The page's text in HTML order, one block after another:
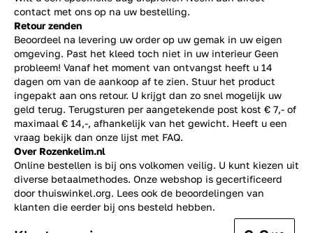
contact met ons op na uw bestelling.
Retour zenden
Beoordeel na levering uw order op uw gemak in uw eigen
omgeving. Past het kleed toch niet in uw interieur Geen
probleem! Vanaf het moment van ontvangst heeft u 14
dagen om van de aankoop af te zien. Stuur het product
ingepakt aan ons retour. U krijgt dan zo snel mogelijk uw
geld terug. Terugsturen per aangetekende post kost € 7,- of
maximaal € 14,-, afhankelijk van het gewicht. Heeft u een
vraag bekijk dan onze lijst met FAQ.
Over Rozenkelim.nl
Online bestellen is bij ons volkomen veilig. U kunt kiezen uit
diverse betaalmethodes. Onze webshop is gecertificeerd
door thuiswinkel.org. Lees ook de beoordelingen van
klanten die eerder bij ons besteld hebben.